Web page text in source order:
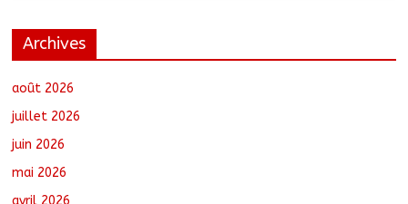
des chantiers municipaux
Archives
août 2026
juillet 2026
juin 2026
mai 2026
avril 2026